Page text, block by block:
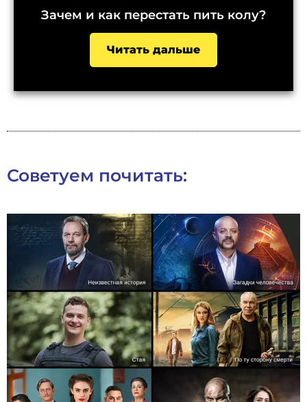
Зачем и как перестать пить колу?
Читать дальше
Советуем почитать: